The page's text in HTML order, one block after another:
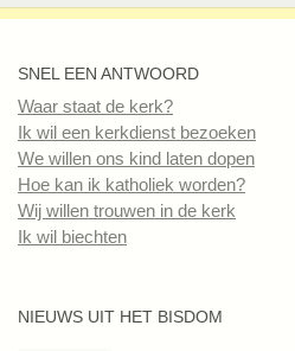
SNEL EEN ANTWOORD
Waar staat de kerk?
Ik wil een kerkdienst bezoeken
We willen ons kind laten dopen
Hoe kan ik katholiek worden?
Wij willen trouwen in de kerk
Ik wil biechten
NIEUWS UIT HET BISDOM